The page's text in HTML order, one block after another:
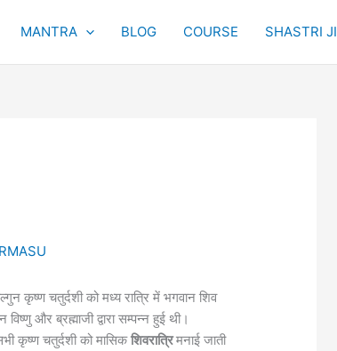
MANTRA BLOG COURSE SHASTRI JI
कृष्ण चतुर्दशी को मध्य रात्रि में भगवान शिव
और ब्रह्माजी द्वारा सम्पन्न हुई थी।
कृष्ण चतुर्दशी को मासिकशिवरात्रिमनाई जाती